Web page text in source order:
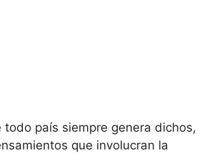
todo país siempre genera dichos,
que involucran la